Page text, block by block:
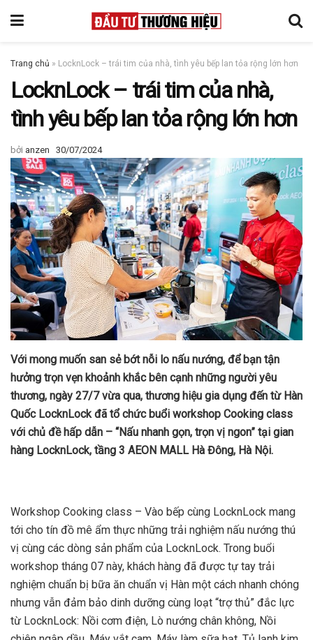
Trang chủ » LocknLock – trái tim của nhà, tình yêu bếp lan tỏa rộng lớn hơn
LocknLock – trái tim của nhà,
tình yêu bếp lan tỏa rộng lớn hơn
bởi anzen 30/07/2024
Với mong muốn san sẻ bớt nỗi lo nấu nướng, để bạn tận
hưởng trọn vẹn khoảnh khắc bên cạnh những người yêu
thương, ngày 27/7 vừa qua, thương hiệu gia dụng đến từ Hàn
Quốc LocknLock đã tổ chức buổi workshop Cooking class
với chủ đề hấp dẫn – “Nấu nhanh gọn, trọn vị ngon” tại gian
hàng LocknLock, tầng 3 AEON MALL Hà Đông, Hà Nội.
Workshop Cooking class – Vào bếp cùng LocknLock mang
tới cho tín đồ mê ẩm thực những trải nghiệm nấu nướng thú
vị cùng các dòng sản phẩm của LocknLock. Trong buổi
workshop tháng 07 này, khách hàng đã được tự tay trải
nghiệm chuẩn bị bữa ăn chuẩn vị Hàn một cách nhanh chóng
nhưng vẫn đảm bảo dinh dưỡng cùng loạt “trợ thủ” đắc lực
từ LocknLock: Nồi cơm điện, Lò nướng chân không, Nồi